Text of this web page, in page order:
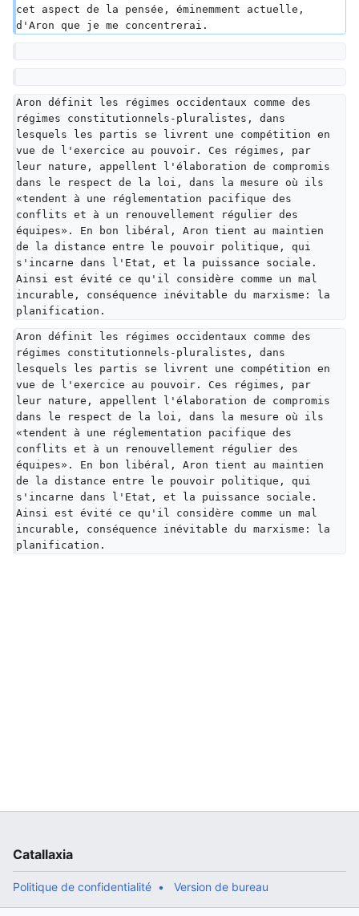
cet aspect de la pensée, éminemment actuelle,
d'Aron que je me concentrerai.
Aron définit les régimes occidentaux comme des
régimes constitutionnels-pluralistes, dans
lesquels les partis se livrent une compétition en
vue de l'exercice au pouvoir. Ces régimes, par
leur nature, appellent l'élaboration de compromis
dans le respect de la loi, dans la mesure où ils
«tendent à une réglementation pacifique des
conflits et à un renouvellement régulier des
équipes». En bon libéral, Aron tient au maintien
de la distance entre le pouvoir politique, qui
s'incarne dans l'Etat, et la puissance sociale.
Ainsi est évité ce qu'il considère comme un mal
incurable, conséquence inévitable du marxisme: la
planification.
Aron définit les régimes occidentaux comme des
régimes constitutionnels-pluralistes, dans
lesquels les partis se livrent une compétition en
vue de l'exercice au pouvoir. Ces régimes, par
leur nature, appellent l'élaboration de compromis
dans le respect de la loi, dans la mesure où ils
«tendent à une réglementation pacifique des
conflits et à un renouvellement régulier des
équipes». En bon libéral, Aron tient au maintien
de la distance entre le pouvoir politique, qui
s'incarne dans l'Etat, et la puissance sociale.
Ainsi est évité ce qu'il considère comme un mal
incurable, conséquence inévitable du marxisme: la
planification.
Catallaxia
Politique de confidentialité Version de bureau